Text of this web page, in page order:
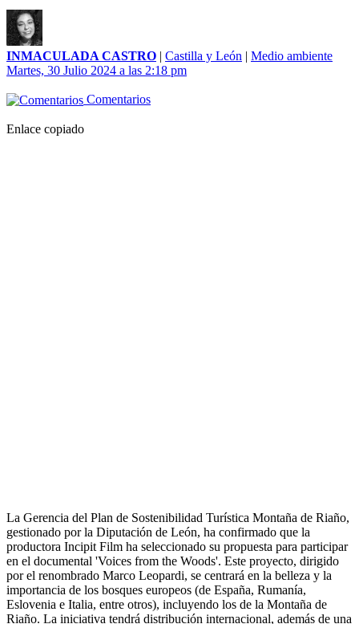
INMACULADA CASTRO | Castilla y León | Medio ambiente
Martes, 30 Julio 2024 a las 2:18 pm
Comentarios
Enlace copiado
La Gerencia del Plan de Sostenibilidad Turística Montaña de Riaño,
gestionado por la Diputación de León, ha confirmado que la
productora Incipit Film ha seleccionado su propuesta para participar
en el documental 'Voices from the Woods'. Este proyecto, dirigido
por el renombrado Marco Leopardi, se centrará en la belleza y la
importancia de los bosques europeos (de España, Rumanía,
Eslovenia e Italia, entre otros), incluyendo los de la Montaña de
Riaño. La iniciativa tendrá distribución internacional, además de una